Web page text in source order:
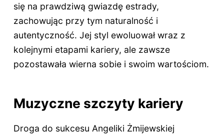
się na prawdziwą gwiazdę estrady,
zachowując przy tym naturalność i
autentyczność. Jej styl ewoluował wraz z
kolejnymi etapami kariery, ale zawsze
pozostawała wierna sobie i swoim wartościom.
Muzyczne szczyty kariery
Droga do sukcesu Angeliki Żmijewskiej